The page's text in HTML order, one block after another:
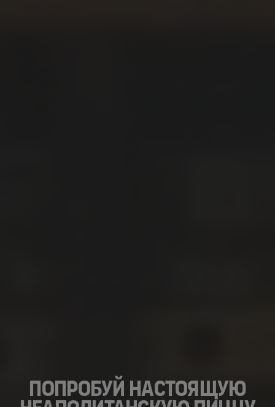
попробуй настоящую